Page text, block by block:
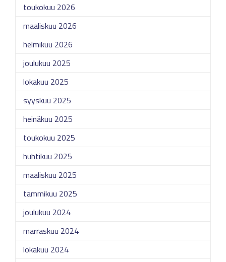
toukokuu 2026
maaliskuu 2026
helmikuu 2026
joulukuu 2025
lokakuu 2025
syyskuu 2025
heinäkuu 2025
toukokuu 2025
huhtikuu 2025
maaliskuu 2025
tammikuu 2025
joulukuu 2024
marraskuu 2024
lokakuu 2024